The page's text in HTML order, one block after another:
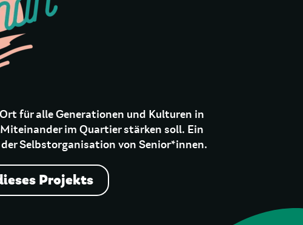
für alle Generationen und Kulturen in
im Quartier stärken soll. Ein
Selbstorganisation von Senior*innen.
Projekts